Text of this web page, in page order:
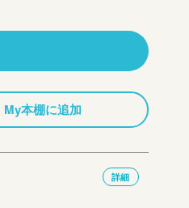
My本棚に追加
詳細